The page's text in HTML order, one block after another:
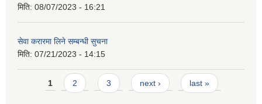
मिति: 08/07/2023 - 16:21
सेवा करारमा लिने सम्बन्धी सुचना
मिति: 07/21/2023 - 14:15
Pages
1 2 3 next › last »